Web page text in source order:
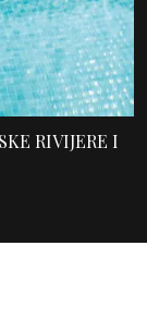
RIVIJERE I